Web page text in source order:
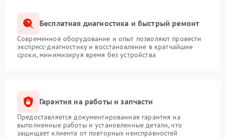
Бесплатная диагностика и быстрый ремонт
Современное оборудование и опыт позволяют провести
экспресс-диагностику и восстановление в кратчайшие
сроки, минимизируя время без устройства
Гарантия на работы и запчасти
Предоставляется документированная гарантия на
выполненные работы и установленные детали, что
защищает клиента от повторных неисправностей